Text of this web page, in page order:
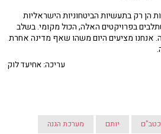
הן רק בתעשיות הביטחוניות הישראליות
בפרויקטים האלה, הכול מקומי. בשלב
אנחנו מציעים היום משהו שאף מדינה אחרת
עריכה: אחיעד לוק
כטב"ם יותם מערכת הגנה